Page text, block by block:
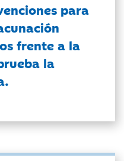
para
frente a la
la